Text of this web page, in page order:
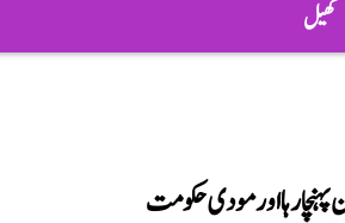
کھیل
رہا اور مودی حکومت